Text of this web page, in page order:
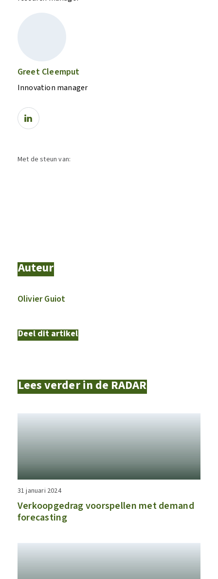
Greet Cleemput
Innovation manager
Met de steun van:
Auteur
Olivier Guiot
Deel dit artikel
Lees verder in de RADAR
31 januari 2024
Verkoopgedrag voorspellen met demand
forecasting​